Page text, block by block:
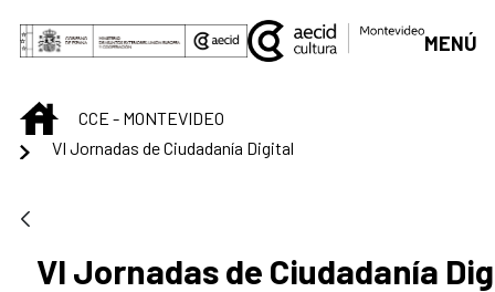
Saltar al contenido principal
MENÚ
INICIOCCE - MONTEVIDEO
VI Jornadas de Ciudadanía Digital
VI Jornadas de Ciudadanía